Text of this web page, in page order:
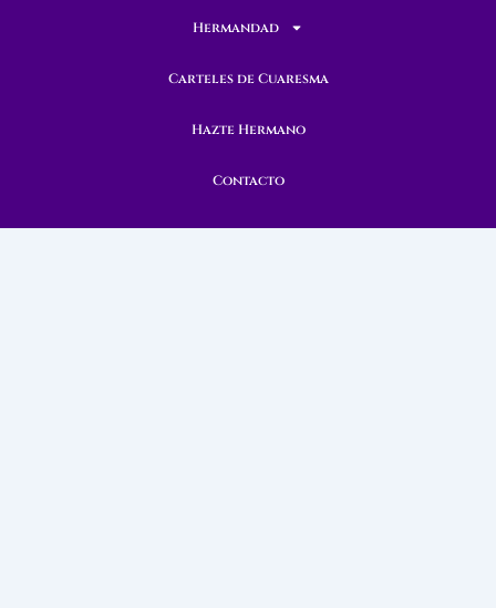
Hermandad
Carteles de Cuaresma
Hazte Hermano
Contacto